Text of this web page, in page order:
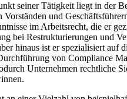
seiner Tätigkeit liegt in der
Vorständen und
im Arbeitsrecht, die er
bei Restrukturierungen und
hinaus ist er spezialisiert auf
von Compliance
Unternehmen rechtliche